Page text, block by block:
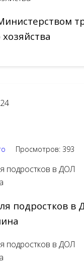
Просмотров: 393
подростков в